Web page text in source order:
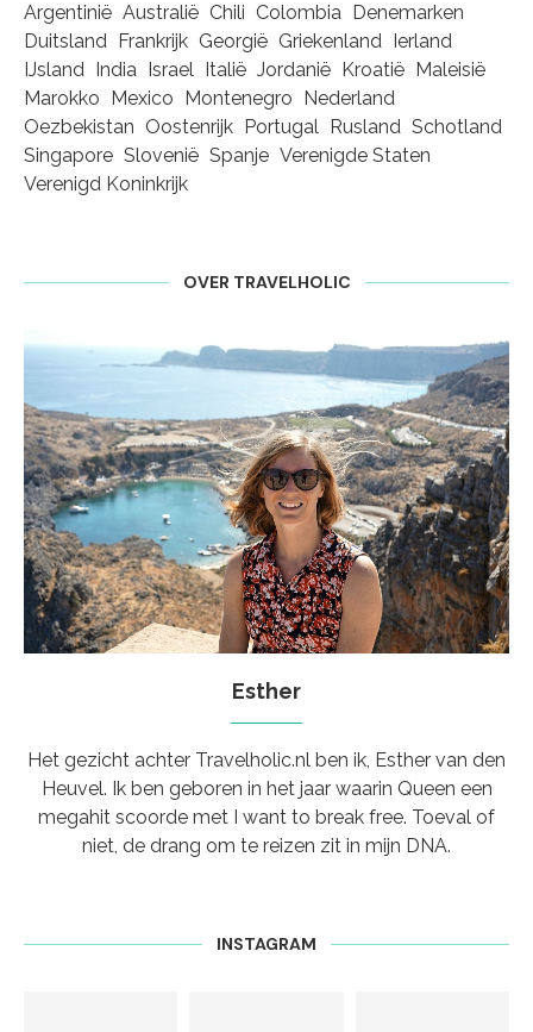
Argentinië Australië Chili Colombia Denemarken
Duitsland Frankrijk Georgië Griekenland Ierland
IJsland India Israel Italië Jordanië Kroatië Maleisië
Marokko Mexico Montenegro Nederland
Oezbekistan Oostenrijk Portugal Rusland Schotland
Singapore Slovenië Spanje Verenigde Staten
Verenigd Koninkrijk
OVER TRAVELHOLIC
Esther
Het gezicht achter Travelholic.nl ben ik, Esther van den
Heuvel. Ik ben geboren in het jaar waarin Queen een
megahit scoorde met I want to break free. Toeval of
niet, de drang om te reizen zit in mijn DNA.
INSTAGRAM